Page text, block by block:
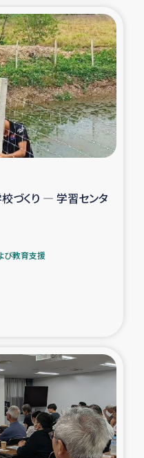
リー・リサイクル・プロ
事業
事業
による食品加工事業
支援
震 緊急支援
および教育支援
ーブ植林活動
の食糧・越冬支援
緊急支援
校づくり ― 学習センタ
び教育支援